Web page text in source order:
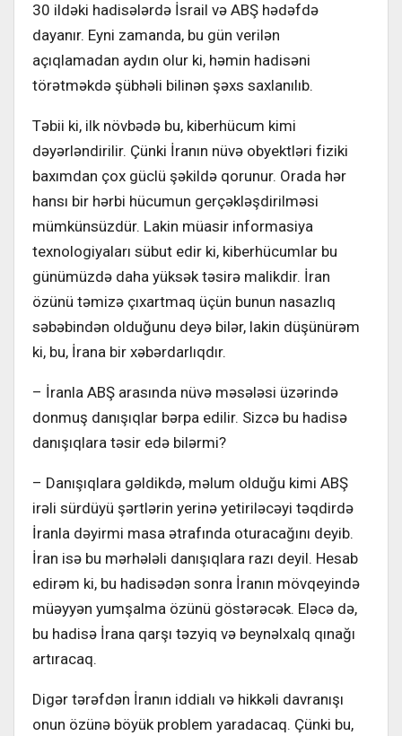
30 ildəki hadisələrdə İsrail və ABŞ hədəfdə
dayanır. Eyni zamanda, bu gün verilən
açıqlamadan aydın olur ki, həmin hadisəni
törətməkdə şübhəli bilinən şəxs saxlanılıb.
Təbii ki, ilk növbədə bu, kiberhücum kimi
dəyərləndirilir. Çünki İranın nüvə obyektləri fiziki
baxımdan çox güclü şəkildə qorunur. Orada hər
hansı bir hərbi hücumun gerçəkləşdirilməsi
mümkünsüzdür. Lakin müasir informasiya
texnologiyaları sübut edir ki, kiberhücumlar bu
günümüzdə daha yüksək təsirə malikdir. İran
özünü təmizə çıxartmaq üçün bunun nasazlıq
səbəbindən olduğunu deyə bilər, lakin düşünürəm
ki, bu, İrana bir xəbərdarlıqdır.
– İranla ABŞ arasında nüvə məsələsi üzərində
donmuş danışıqlar bərpa edilir. Sizcə bu hadisə
danışıqlara təsir edə bilərmi?
– Danışıqlara gəldikdə, məlum olduğu kimi ABŞ
irəli sürdüyü şərtlərin yerinə yetiriləcəyi təqdirdə
İranla dəyirmi masa ətrafında oturacağını deyib.
İran isə bu mərhələli danışıqlara razı deyil. Hesab
edirəm ki, bu hadisədən sonra İranın mövqeyində
müəyyən yumşalma özünü göstərəcək. Eləcə də,
bu hadisə İrana qarşı təzyiq və beynəlxalq qınağı
artıracaq.
Digər tərəfdən İranın iddialı və hikkəli davranışı
onun özünə böyük problem yaradacaq. Çünki bu,